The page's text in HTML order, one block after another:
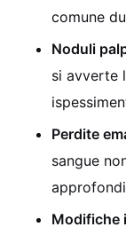
comune
Noduli
si avverte
Perdite
sangue
Modifiche